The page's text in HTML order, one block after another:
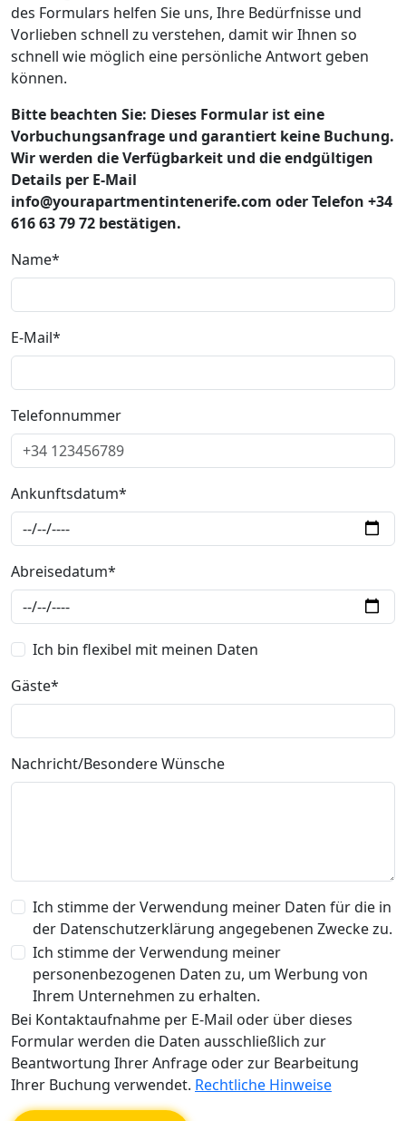
des Formulars helfen Sie uns, Ihre Bedürfnisse und
Vorlieben schnell zu verstehen, damit wir Ihnen so
schnell wie möglich eine persönliche Antwort geben
können.
Bitte beachten Sie: Dieses Formular ist eine
Vorbuchungsanfrage und garantiert keine Buchung.
Wir werden die Verfügbarkeit und die endgültigen
Details per E-Mail
info@yourapartmentintenerife.com oder Telefon +34
616 63 79 72 bestätigen.
Name*
E-Mail*
Telefonnummer
Ankunftsdatum*
Abreisedatum*
Ich bin flexibel mit meinen Daten
Gäste*
Nachricht/Besondere Wünsche
Ich stimme der Verwendung meiner Daten für die in
der Datenschutzerklärung angegebenen Zwecke zu.
Ich stimme der Verwendung meiner
personenbezogenen Daten zu, um Werbung von
Ihrem Unternehmen zu erhalten.
Bei Kontaktaufnahme per E-Mail oder über dieses
Formular werden die Daten ausschließlich zur
Beantwortung Ihrer Anfrage oder zur Bearbeitung
Ihrer Buchung verwendet. Rechtliche Hinweise